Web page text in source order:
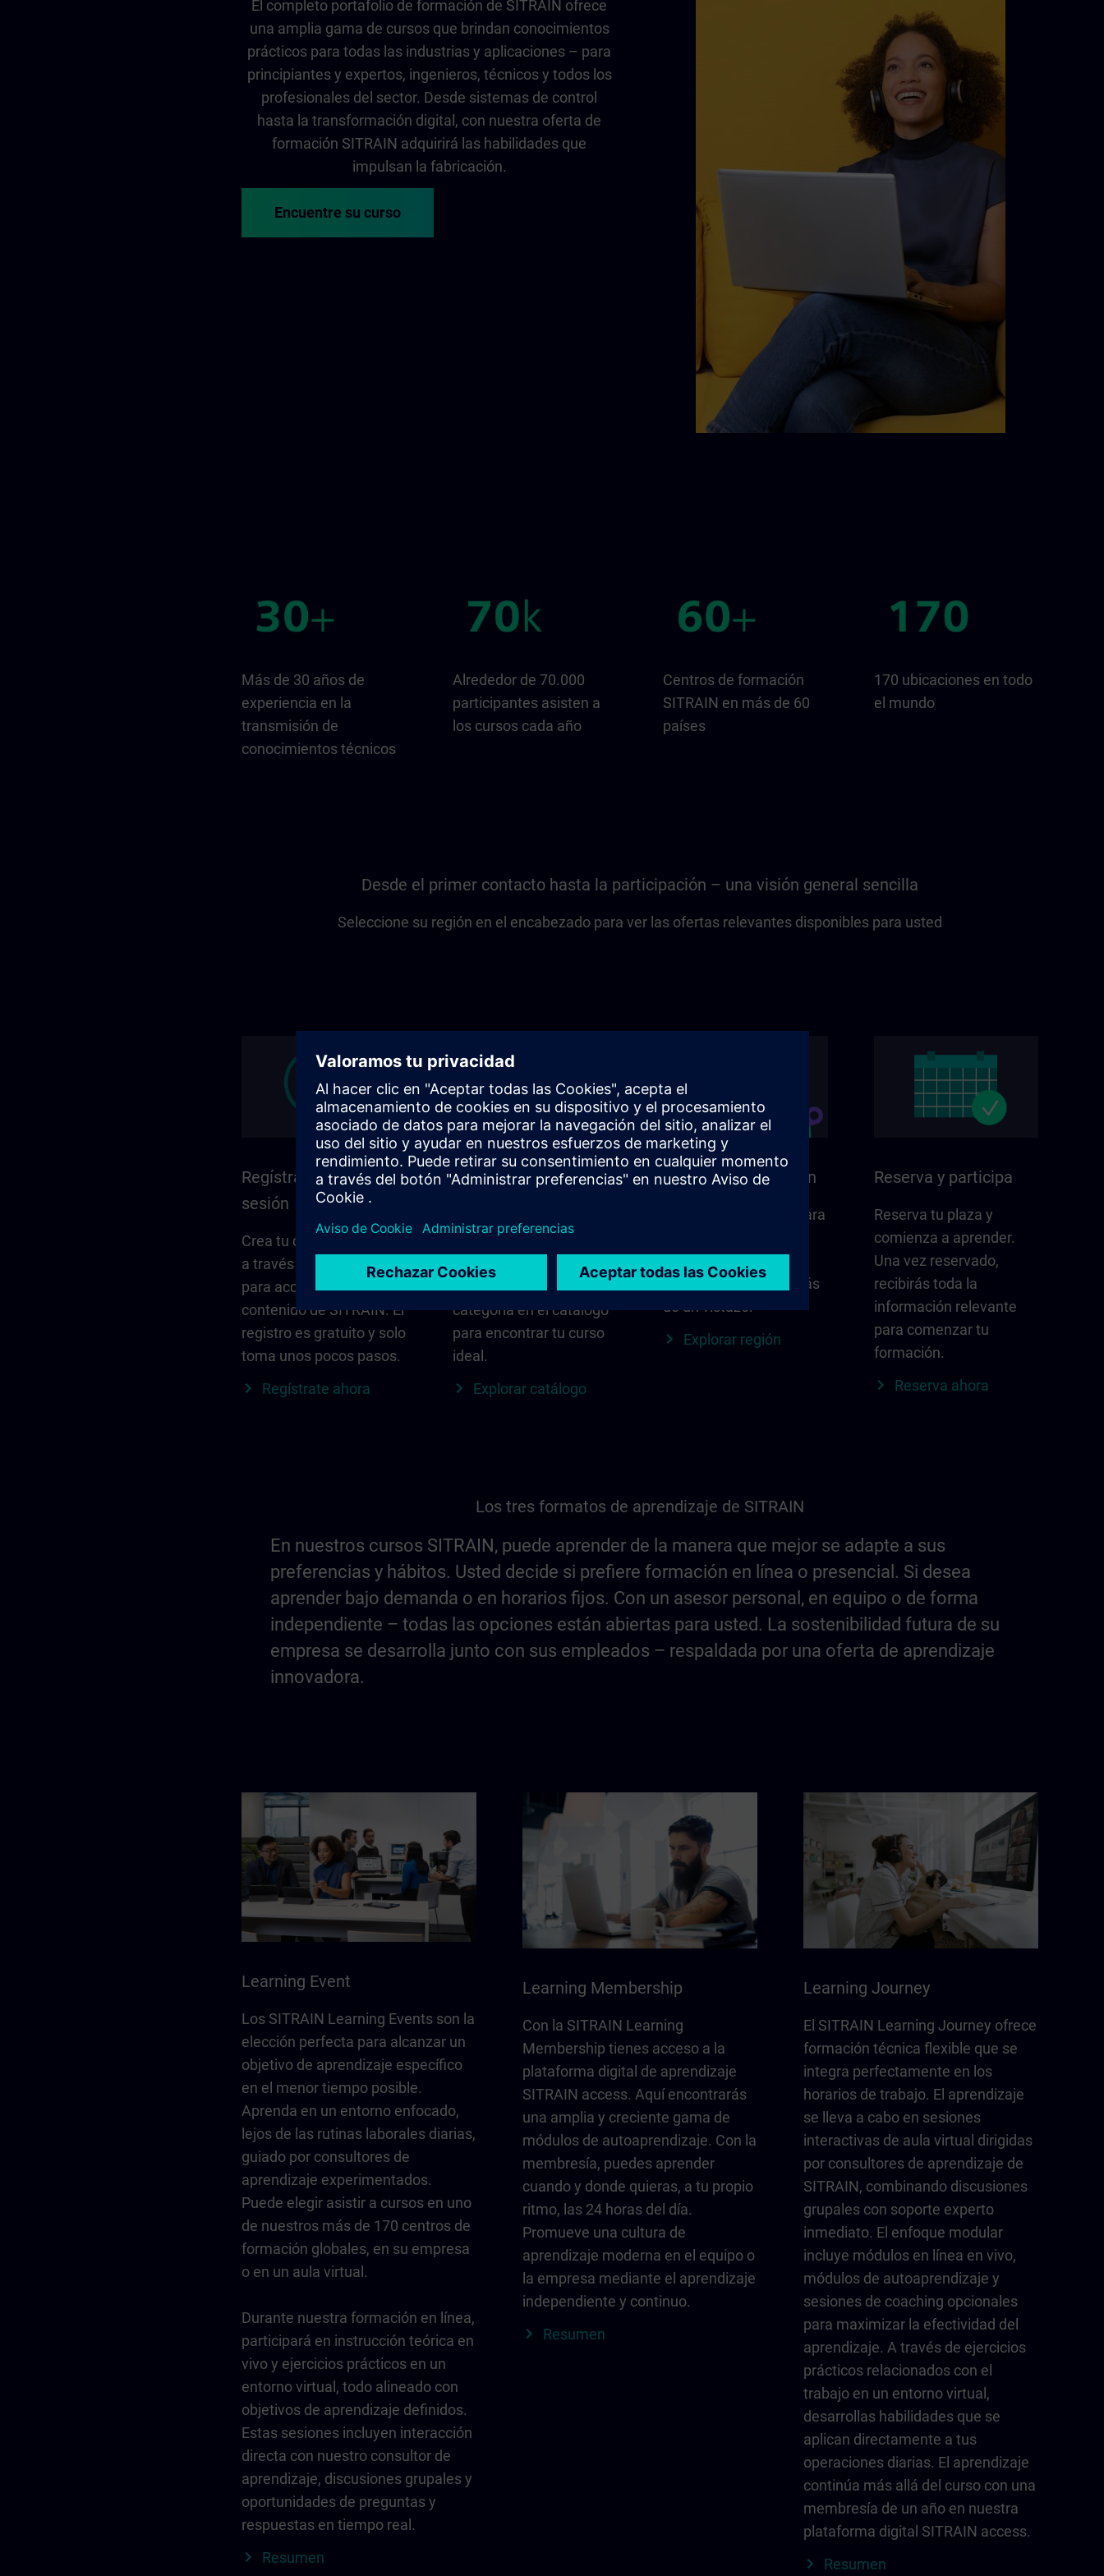
El completo portafolio de formación de SITRAIN ofrece
una amplia gama de cursos que brindan conocimientos
prácticos para todas las industrias y aplicaciones – para
principiantes y expertos, ingenieros, técnicos y todos los
profesionales del sector. Desde sistemas de control
hasta la transformación digital, con nuestra oferta de
formación SITRAIN adquirirá las habilidades que
impulsan la fabricación.
Encuentre su curso
Más de 30 años de
experiencia en la
transmisión de
conocimientos técnicos
Alrededor de 70.000
participantes asisten a
los cursos cada año
Centros de formación
SITRAIN en más de 60
países
170 ubicaciones en todo
el mundo
Desde el primer contacto hasta la participación – una visión general sencilla
Seleccione su región en el encabezado para ver las ofertas relevantes disponibles para usted
Regístrate e inicia
sesión
Crea tu cuenta personal
a través de Siemens ID
para acceder a todo el
contenido de SITRAIN. El
registro es gratuito y solo
toma unos pocos pasos.
Regístrate ahora
Encuentra el curso
Busca directamente
usando palabras clave y
filtros, o explora por
categoría en el catálogo
para encontrar tu curso
ideal.
Explorar catálogo
SITRAIN en su región
Todo lo que importa para
actualizaciones,
contactos locales y más
de un vistazo.
Explorar región
Reserva y participa
Reserva tu plaza y
comienza a aprender.
Una vez reservado,
recibirás toda la
información relevante
para comenzar tu
formación.
Reserva ahora
Los tres formatos de aprendizaje de SITRAIN
En nuestros cursos SITRAIN, puede aprender de la manera que mejor se adapte a sus
preferencias y hábitos. Usted decide si prefiere formación en línea o presencial. Si desea
aprender bajo demanda o en horarios fijos. Con un asesor personal, en equipo o de forma
independiente – todas las opciones están abiertas para usted. La sostenibilidad futura de su
empresa se desarrolla junto con sus empleados – respaldada por una oferta de aprendizaje
innovadora.
Learning Event
Los SITRAIN Learning Events son la
elección perfecta para alcanzar un
objetivo de aprendizaje específico
en el menor tiempo posible.
Aprenda en un entorno enfocado,
lejos de las rutinas laborales diarias,
guiado por consultores de
aprendizaje experimentados.
Puede elegir asistir a cursos en uno
de nuestros más de 170 centros de
formación globales, en su empresa
o en un aula virtual.
Durante nuestra formación en línea,
participará en instrucción teórica en
vivo y ejercicios prácticos en un
entorno virtual, todo alineado con
objetivos de aprendizaje definidos.
Estas sesiones incluyen interacción
directa con nuestro consultor de
aprendizaje, discusiones grupales y
oportunidades de preguntas y
respuestas en tiempo real.
Resumen
Learning Membership
Con la SITRAIN Learning
Membership tienes acceso a la
plataforma digital de aprendizaje
SITRAIN access. Aquí encontrarás
una amplia y creciente gama de
módulos de autoaprendizaje. Con la
membresía, puedes aprender
cuando y donde quieras, a tu propio
ritmo, las 24 horas del día.
Promueve una cultura de
aprendizaje moderna en el equipo o
la empresa mediante el aprendizaje
independiente y continuo.
Resumen
Learning Journey
El SITRAIN Learning Journey ofrece
formación técnica flexible que se
integra perfectamente en los
horarios de trabajo. El aprendizaje
se lleva a cabo en sesiones
interactivas de aula virtual dirigidas
por consultores de aprendizaje de
SITRAIN, combinando discusiones
grupales con soporte experto
inmediato. El enfoque modular
incluye módulos en línea en vivo,
módulos de autoaprendizaje y
sesiones de coaching opcionales
para maximizar la efectividad del
aprendizaje. A través de ejercicios
prácticos relacionados con el
trabajo en un entorno virtual,
desarrollas habilidades que se
aplican directamente a tus
operaciones diarias. El aprendizaje
continúa más allá del curso con una
membresía de un año en nuestra
plataforma digital SITRAIN access.
Resumen